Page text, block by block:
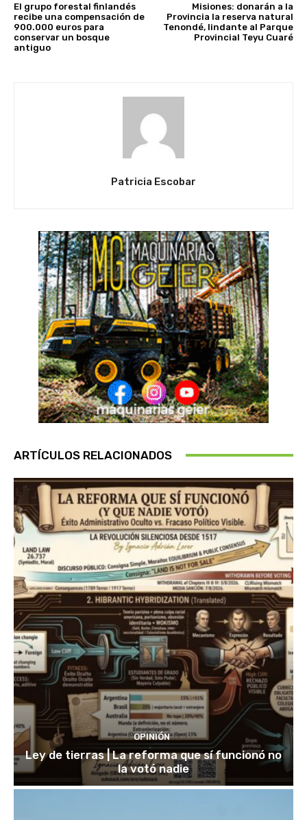
El grupo forestal finlandés
recibe una compensación de
900.000 euros para
conservar un bosque
antiguo
Misiones: donarán a la
Provincia la reserva natural
Tenondé, lindante al Parque
Provincial Teyu Cuaré
Patricia Escobar
ARTÍCULOS RELACIONADOS
OPINIÓN
Ley de tierras | La reforma que sí funcionó no
la votó nadie